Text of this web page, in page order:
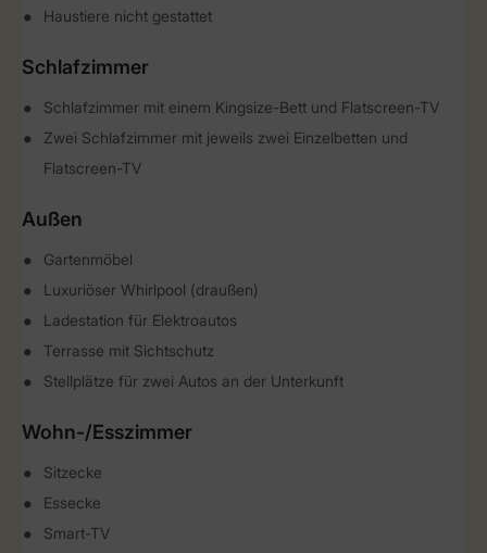
Haustiere nicht gestattet
Schlafzimmer
Schlafzimmer mit einem Kingsize-Bett und Flatscreen-TV
Zwei Schlafzimmer mit jeweils zwei Einzelbetten und
Flatscreen-TV
Außen
Gartenmöbel
Luxuriöser Whirlpool (draußen)
Ladestation für Elektroautos
Terrasse mit Sichtschutz
Stellplätze für zwei Autos an der Unterkunft
Wohn-/Esszimmer
Sitzecke
Essecke
Smart-TV